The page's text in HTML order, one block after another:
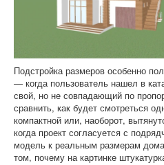
Подстройка размеров особенно
— когда пользователь нашел в
свой, но не совпадающий по
сравнить, как будет смотреться
компактной или, наоборот,
когда проект согласуется с
модель к реальным размерам
том, почему на картинке